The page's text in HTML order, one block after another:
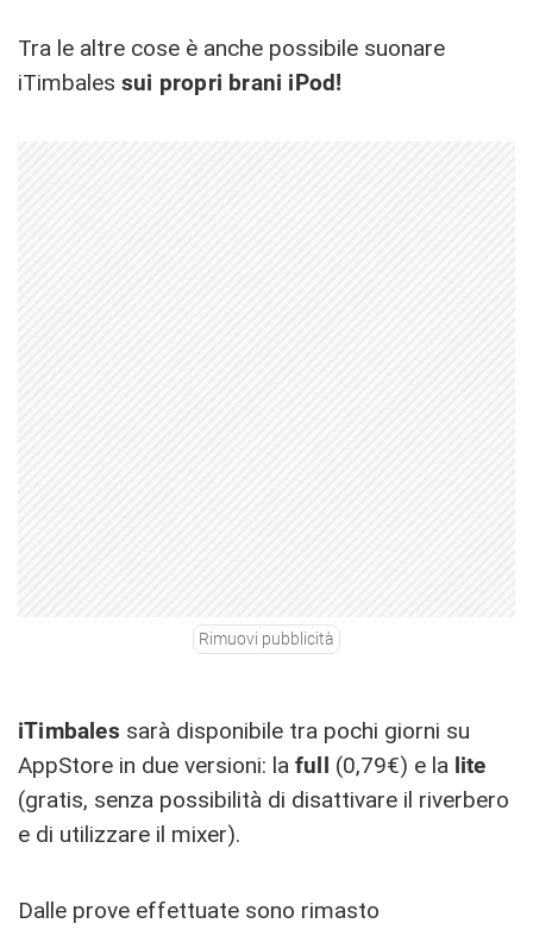
Tra le altre cose è anche possibile suonare
iTimbales sui propri brani iPod!
Rimuovi pubblicità
iTimbales sarà disponibile tra pochi giorni su
AppStore in due versioni: la full (0,79€) e la lite
(gratis, senza possibilità di disattivare il riverbero
e di utilizzare il mixer).
Dalle prove effettuate sono rimasto